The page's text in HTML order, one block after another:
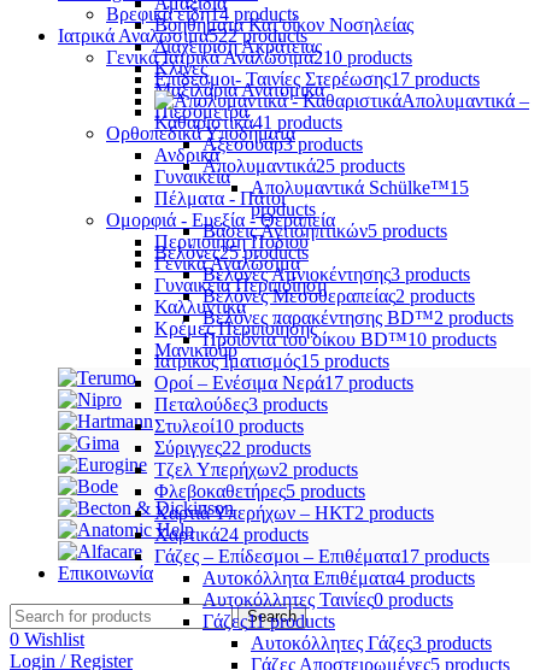
Βοηθήματα Κατ'οίκον Νοσηλείας
Διαχείριση Ακράτειας
Κλίνες
Μαξιλάρια Ανατομικά
Πιεσόμετρα
Ορθοπεδικά Υποδήματα
Ανδρικά
Γυναικεία
Πέλματα - Πάτοι
Ομορφιά - Ευεξία - Θεραπεία
Περιποίηση Ποδιού
Γενικά Αναλώσιμα
Γυναικεία Περιποίηση
Καλλυντικά
Κρέμες Περιποίησης
Μανικιούρ
Επικοινωνία
Search
0 Wishlist
Login / Register
Βρεφικά είδη14 products
Ιατρικά Αναλώσιμα522 products
Γενικά Ιατρικά Αναλώσιμα210 products
Επίδεσμοι- Ταινίες Στερέωσης17 products
Απολυμαντικά –
Καθαριστικά41 products
Αξεσουάρ3 products
Απολυμαντικά25 products
Απολυμαντικά Schülke™15
products
Βάσεις Αντισηπτικών5 products
Βελόνες25 products
Βελόνες Αμνιοκέντησης3 products
Βελόνες Μεσοθεραπείας2 products
Βελόνες παρακέντησης BD™2 products
Προϊόντα του οίκου BD™10 products
Ιατρικός Ιματισμός15 products
Οροί – Ενέσιμα Νερά17 products
Πεταλούδες3 products
Στυλεοί10 products
Σύριγγες22 products
Τζελ Υπερήχων2 products
Φλεβοκαθετήρες5 products
Χαρτιά Υπερήχων – ΗΚΤ2 products
Χαρτικά24 products
Γάζες – Επίδεσμοι – Επιθέματα17 products
Αυτοκόλλητα Επιθέματα4 products
Αυτοκόλλητες Ταινίες0 products
Γάζες11 products
Αυτοκόλλητες Γάζες3 products
Γάζες Αποστειρωμένες5 products